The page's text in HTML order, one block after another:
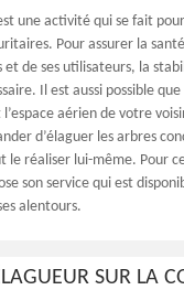
une activité qui se fait
Pour assurer la
et de ses utilisateurs, la
Il est aussi possible
aérien de votre
d’élaguer les arbres
le réaliser lui-même. Pour
son service qui est
alentours.
SUR LA